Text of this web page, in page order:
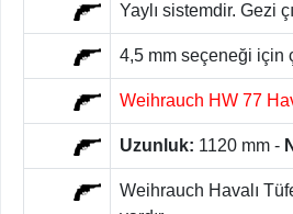
Yaylı sistemdir. Gezi
4,5 mm seçeneği için
Weihrauch HW 77
Uzunluk: 1120 mm -
Weihrauch Havalı